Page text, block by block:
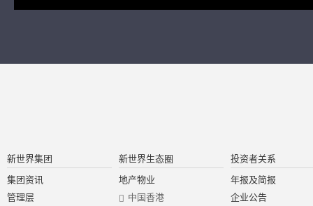
新世界集团
集团资讯
管理层
新世界生态圈
地产物业
中国香港
投资者关系
年报及简报
企业公告